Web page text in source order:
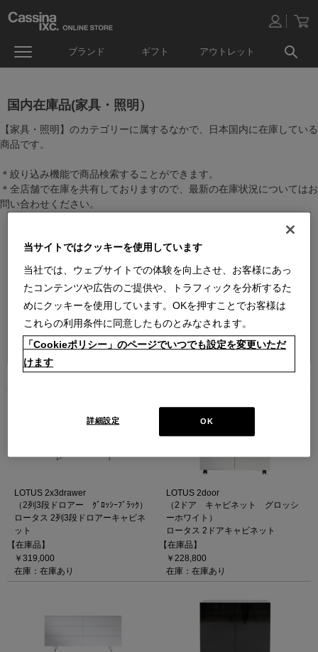
ブランド ギフト アウトレット
国内在庫品(家具・照明）
【家具・照明】のカテゴリーに属するなかで、日本国内に在庫している
商品です。
＊絞り込み機能で商品検索することができます。
＊全店舗で在庫を共有しておりますので、最新の在庫状況についてはお
問い合わせください。
並べ替え：
LOTUS 2x3drawer
（2列3段ドロアー ｸﾞﾛｯｼｰﾌﾞﾗｯｸ）
ロータス 2列3段ドロアーキャビネ
ット
【在庫品】
￥319,000
在庫：在庫あり
LOTUS 2door
（2ドア キャビネット グロッシ
ーホワイト）
ロータス 2ドアキャビネット
【在庫品】
￥228,800
在庫：在庫あり
当サイトではクッキーを使用しています
当社では、ウェブサイトでの体験を向上させ、お客様にあっ
たコンテンツや広告のご提供や、トラフィックを分析するた
めにクッキーを使用しています。OKを押すことでお客様は
これらの利用条件に同意したものとみなされます。
「Cookieポリシー」のページでいつでも設定を変更いただ
けます
OK
詳細設定